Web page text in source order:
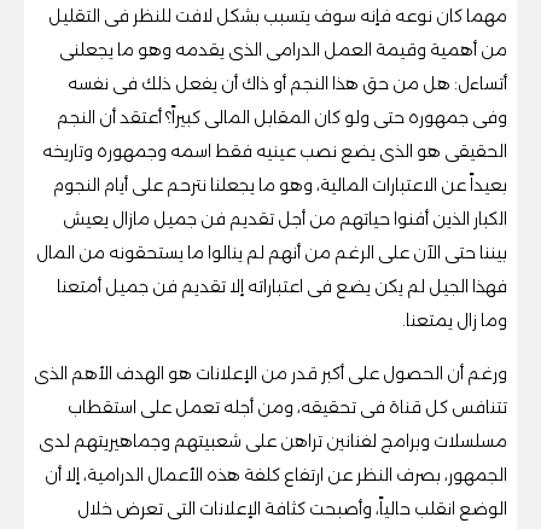
مهما كان نوعه فإنه سوف يتسبب بشكل لافت للنظر فى التقليل
من أهمية وقيمة العمل الدرامى الذى يقدمه وهو ما يجعلنى
أتساءل: هل من حق هذا النجم أو ذاك أن يفعل ذلك فى نفسه
وفى جمهوره حتى ولو كان المقابل المالى كبيراً؟ أعتقد أن النجم
الحقيقى هو الذى يضع نصب عينيه فقط اسمه وجمهوره وتاريخه
بعيداً عن الاعتبارات المالية، وهو ما يجعلنا نترحم على أيام النجوم
الكبار الذين أفنوا حياتهم من أجل تقديم فن جميل مازال يعيش
بيننا حتى الآن على الرغم من أنهم لم ينالوا ما يستحقونه من المال
فهذا الجيل لم يكن يضع فى اعتباراته إلا تقديم فن جميل أمتعنا
وما زال يمتعنا.
ورغم أن الحصول على أكبر قدر من الإعلانات هو الهدف الأهم الذى
تتنافس كل قناة فى تحقيقه، ومن أجله تعمل على استقطاب
مسلسلات وبرامج لفنانين تراهن على شعبيتهم وجماهيريتهم لدى
الجمهور، بصرف النظر عن ارتفاع كلفة هذه الأعمال الدرامية، إلا أن
الوضع انقلب حالياً، وأصبحت كثافة الإعلانات التى تعرض خلال